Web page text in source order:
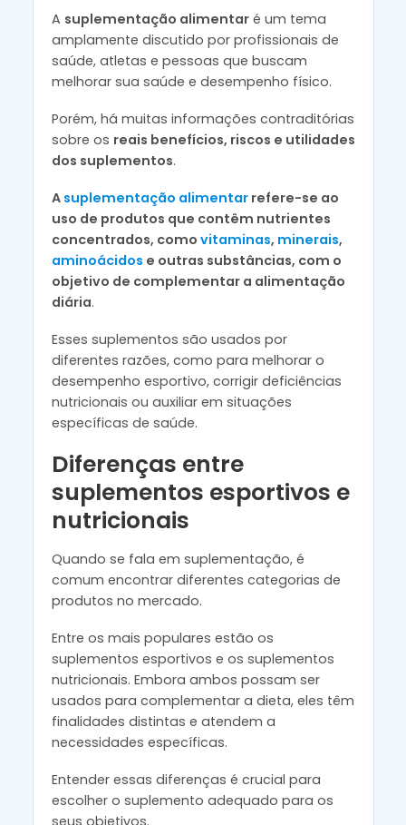
A suplementação alimentaré um tema
amplamente discutido por profissionais de
saúde, atletas e pessoas que buscam
melhorar sua saúde e desempenho físico.
Porém, há muitas informações contraditórias
sobre os reais benefícios, riscos e utilidades
dos suplementos.
A suplementação alimentarrefere-se ao
uso de produtos que contêm nutrientes
concentrados, como vitaminas, minerais,
aminoácidos e outras substâncias, com o
objetivo de complementar a alimentação
diária.
Esses suplementos são usados por
diferentes razões, como para melhorar o
desempenho esportivo, corrigir deficiências
nutricionais ou auxiliar em situações
específicas de saúde.
Diferenças entre
suplementos esportivos e
nutricionais
Quando se fala em suplementação, é
comum encontrar diferentes categorias de
produtos no mercado.
Entre os mais populares estão os
suplementos esportivos e os suplementos
nutricionais. Embora ambos possam ser
usados para complementar a dieta, eles têm
finalidades distintas e atendem a
necessidades específicas.
Entender essas diferenças é crucial para
escolher o suplemento adequado para os
seus objetivos.